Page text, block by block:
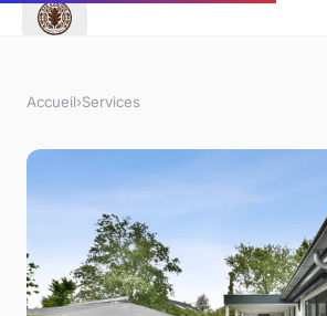
Accueil›Services